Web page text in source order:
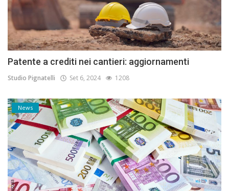
Patente a crediti nei cantieri: aggiornamenti
Studio Pignatelli Set 6, 2024 1208
News